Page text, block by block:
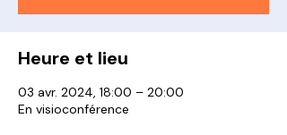
Heure et lieu
03 avr. 2024, 18:00 – 20:00
En visioconférence